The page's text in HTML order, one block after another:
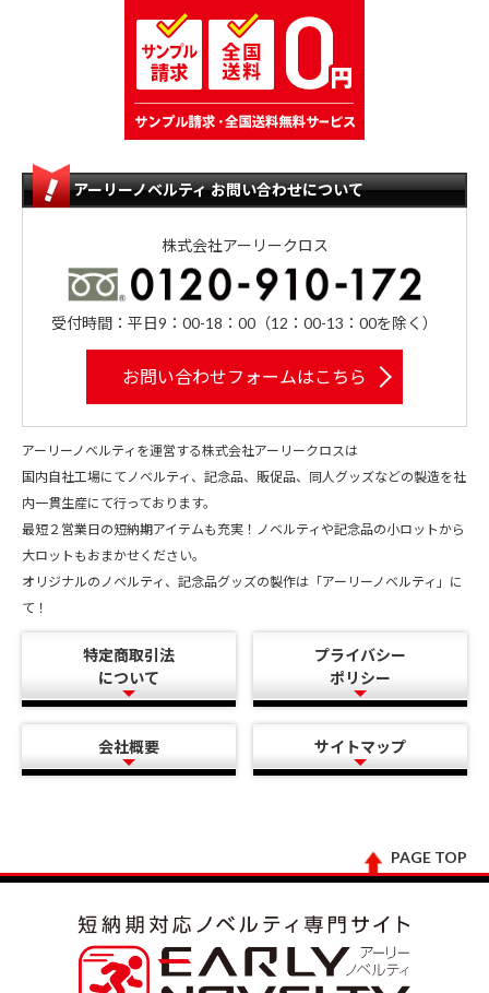
アーリーノベルティ お問い合わせについて
株式会社アーリークロス
受付時間：平日9：00-18：00（12：00-13：00を除く）
お問い合わせフォームはこちら
アーリーノベルティを運営する株式会社アーリークロスは
国内自社工場にてノベルティ、記念品、販促品、同人グッズなどの製造を社
内一貫生産にて行っております。
最短２営業日の短納期アイテムも充実！ノベルティや記念品の小ロットから
大ロットもおまかせください。
オリジナルのノベルティ、記念品グッズの製作は「アーリーノベルティ」に
て！
特定商取引法
について
プライバシー
ポリシー
会社概要 サイトマップ
PAGE TOP